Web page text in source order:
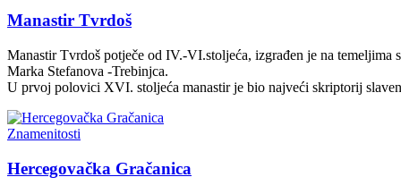
Manastir Tvrdoš
Manastir Tvrdoš potječe od IV.-VI.stoljeća, izgrađen je na
Marka Stefanova -Trebinjca.
U prvoj polovici XVI. stoljeća manastir je bio najveći skriptorij
Znamenitosti
Hercegovačka Gračanica